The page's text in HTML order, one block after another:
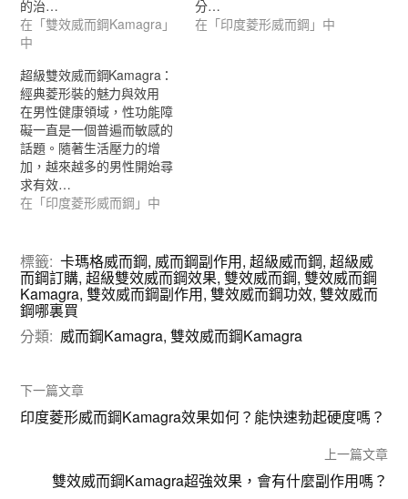
的治…
在「雙效威而鋼Kamagra」
中
分…
在「印度菱形威而鋼」中
超級雙效威而鋼Kamagra：
經典菱形裝的魅力與效用
在男性健康領域，性功能障
礙一直是一個普遍而敏感的
話題。隨著生活壓力的增
加，越來越多的男性開始尋
求有效…
在「印度菱形威而鋼」中
標籤: 卡瑪格威而鋼, 威而鋼副作用,超級威而鋼,超級威
而鋼訂購,超級雙效威而鋼效果,雙效威而鋼,雙效威而鋼
Kamagra,雙效威而鋼副作用,雙效威而鋼功效,雙效威而
鋼哪裏買
分類: 威而鋼Kamagra,雙效威而鋼Kamagra
下一篇文章
印度菱形威而鋼Kamagra效果如何？能快速勃起硬度嗎？
上一篇文章
雙效威而鋼Kamagra超強效果，會有什麼副作用嗎？